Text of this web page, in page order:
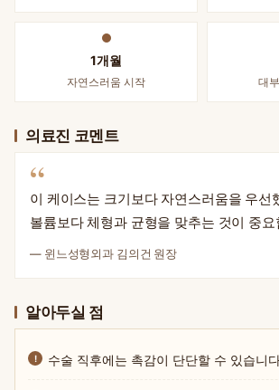
1개월
자연스러움 시작 대
의료진 코멘트
“
이 케이스는 크기보다 자연스러움을 우선
볼륨보다 체형과 균형을 맞추는 것이 중요
— 윈느성형외과 김의건 원장
알아두실 점
수술 직후에는 촉감이 단단할 수 있습니